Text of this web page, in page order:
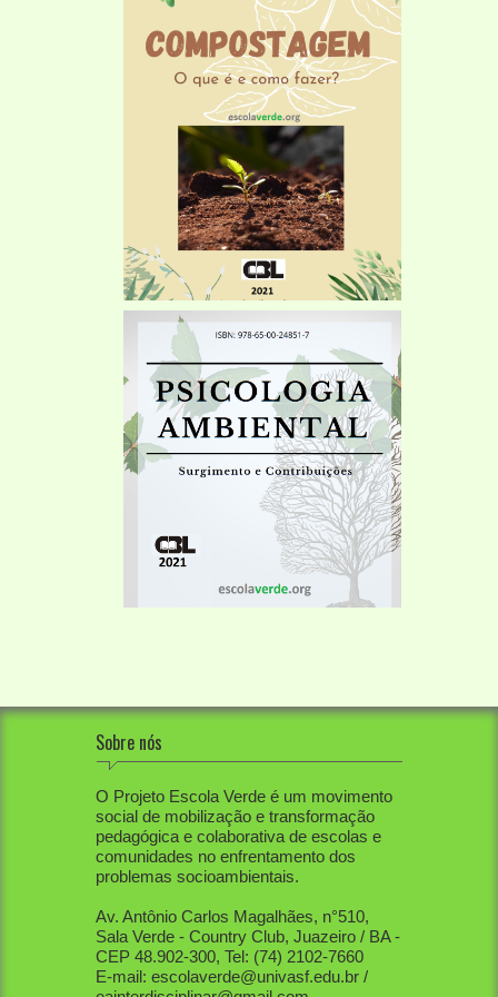
Sobre nós
O Projeto Escola Verde é um movimento
social de mobilização e transformação
pedagógica e colaborativa de escolas e
comunidades no enfrentamento dos
problemas socioambientais.
Av. Antônio Carlos Magalhães, n°510,
Sala Verde - Country Club, Juazeiro / BA -
CEP 48.902-300, Tel: (74) 2102-7660
E-mail: escolaverde@univasf.edu.br /